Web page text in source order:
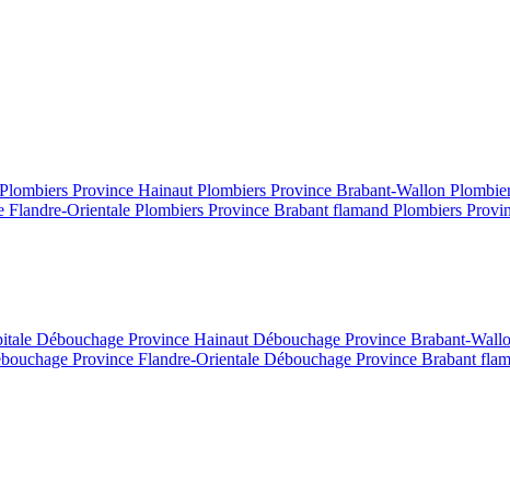
Plombiers Province Hainaut Plombiers Province Brabant-Wallon
Flandre-Orientale Plombiers Province Brabant flamand Plombiers
Débouchage Province Hainaut Débouchage Province Brabant-
Province Flandre-Orientale Débouchage Province Brabant